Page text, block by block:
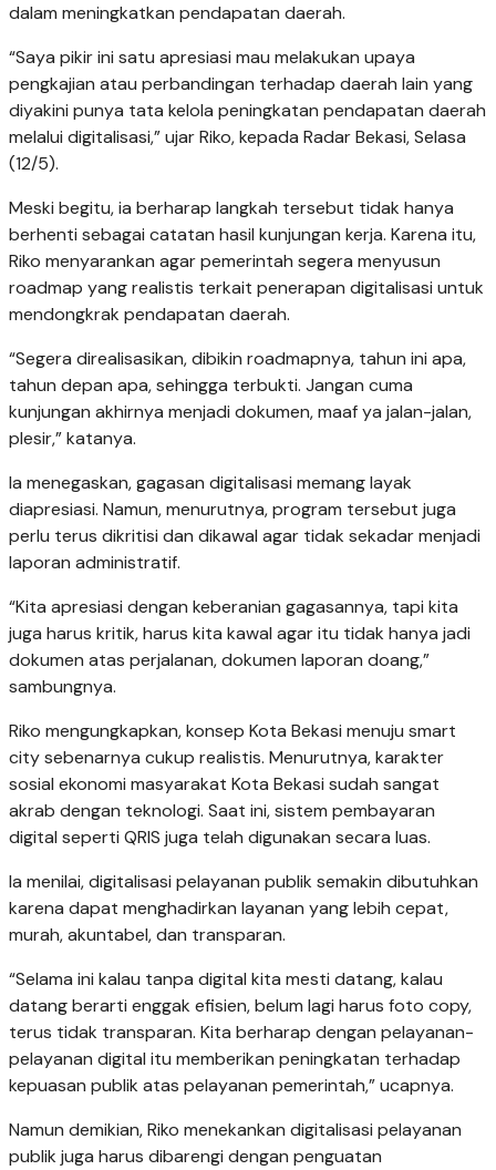
dalam meningkatkan pendapatan daerah.
“Saya pikir ini satu apresiasi mau melakukan upaya
pengkajian atau perbandingan terhadap daerah lain yang
diyakini punya tata kelola peningkatan pendapatan daerah
melalui digitalisasi,” ujar Riko, kepada Radar Bekasi, Selasa
(12/5).
Meski begitu, ia berharap langkah tersebut tidak hanya
berhenti sebagai catatan hasil kunjungan kerja. Karena itu,
Riko menyarankan agar pemerintah segera menyusun
roadmap yang realistis terkait penerapan digitalisasi untuk
mendongkrak pendapatan daerah.
“Segera direalisasikan, dibikin roadmapnya, tahun ini apa,
tahun depan apa, sehingga terbukti. Jangan cuma
kunjungan akhirnya menjadi dokumen, maaf ya jalan-jalan,
plesir,” katanya.
Ia menegaskan, gagasan digitalisasi memang layak
diapresiasi. Namun, menurutnya, program tersebut juga
perlu terus dikritisi dan dikawal agar tidak sekadar menjadi
laporan administratif.
“Kita apresiasi dengan keberanian gagasannya, tapi kita
juga harus kritik, harus kita kawal agar itu tidak hanya jadi
dokumen atas perjalanan, dokumen laporan doang,”
sambungnya.
Riko mengungkapkan, konsep Kota Bekasi menuju smart
city sebenarnya cukup realistis. Menurutnya, karakter
sosial ekonomi masyarakat Kota Bekasi sudah sangat
akrab dengan teknologi. Saat ini, sistem pembayaran
digital seperti QRIS juga telah digunakan secara luas.
Ia menilai, digitalisasi pelayanan publik semakin dibutuhkan
karena dapat menghadirkan layanan yang lebih cepat,
murah, akuntabel, dan transparan.
“Selama ini kalau tanpa digital kita mesti datang, kalau
datang berarti enggak efisien, belum lagi harus foto copy,
terus tidak transparan. Kita berharap dengan pelayanan-
pelayanan digital itu memberikan peningkatan terhadap
kepuasan publik atas pelayanan pemerintah,” ucapnya.
Namun demikian, Riko menekankan digitalisasi pelayanan
publik juga harus dibarengi dengan penguatan